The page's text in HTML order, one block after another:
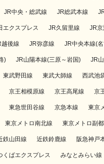
JR中央・総武線 JR総武本線
エクスプレス JR久留里線 JR京
越後線 JR弥彦線 JR中央本線(
) JR山陽本線(三原～岩国) JR
東武野田線 東武大師線 西武池
京王相模原線 京王高尾線 京
東急世田谷線 京急本線 東京
東京メトロ南北線 東京メトロ副
鉄山田線 近鉄鈴鹿線 阪急神戸
くばエクスプレス みなとみらい線